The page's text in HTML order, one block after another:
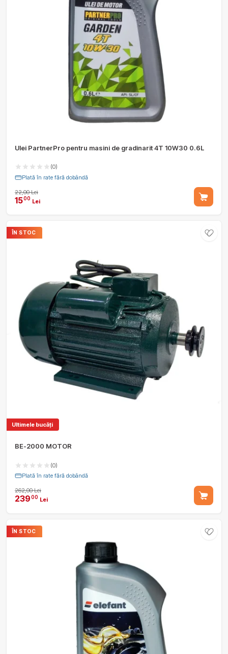
Ulei PartnerPro pentru masini de gradinarit 4T 10W30 0.6L
(0)
Plată în rate fără dobândă
22,00 Lei
1500 Lei
ÎN STOC
Ultimele bucăți
BE-2000 MOTOR
(0)
Plată în rate fără dobândă
262,00 Lei
23900 Lei
ÎN STOC